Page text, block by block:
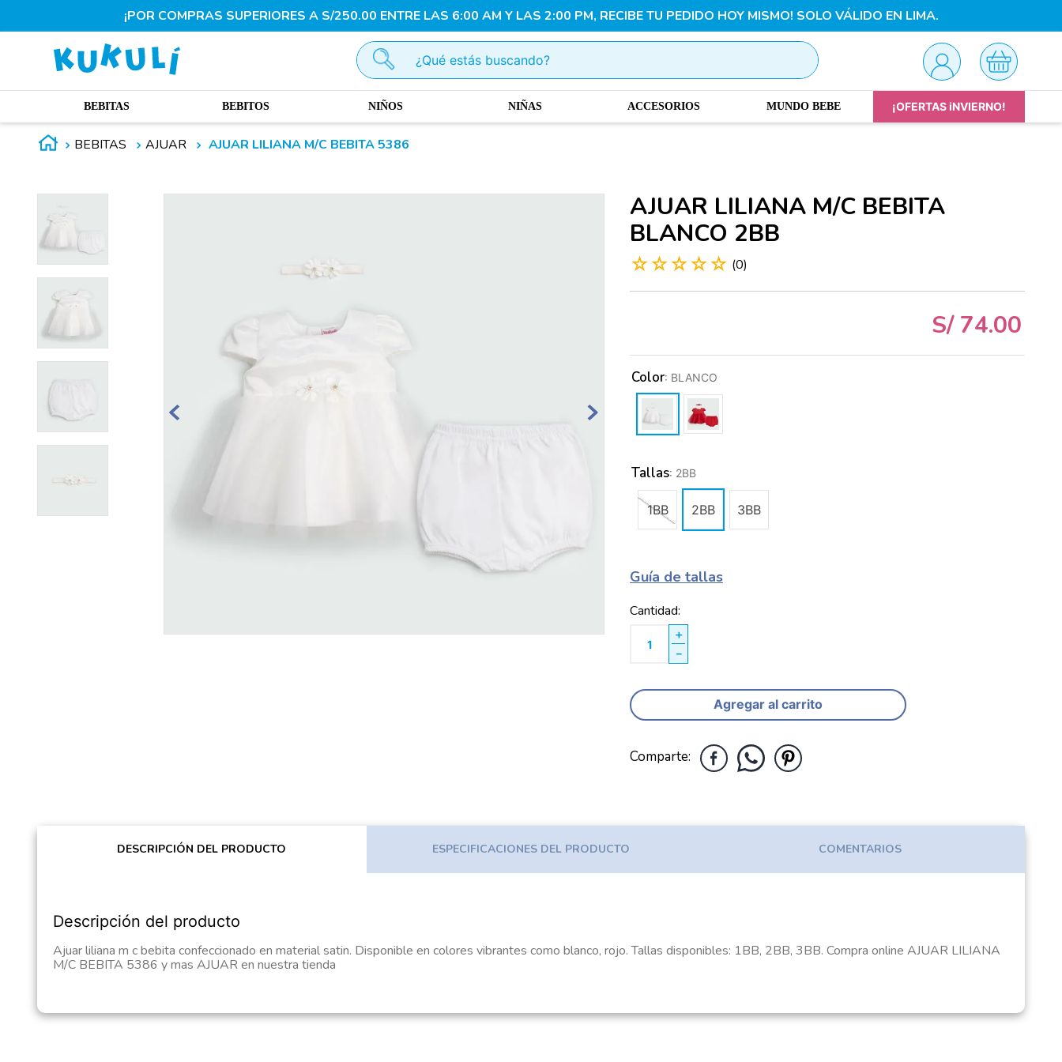
¡POR COMPRAS SUPERIORES A S/250.00 ENTRE LAS 6:00 AM Y LAS 2:00 PM, RECIBE TU PEDIDO HOY MISMO! SOLO VÁLIDO EN LIMA.
¿Qué estás buscando?
BEBITAS BEBITOS NIÑOS NIÑAS ACCESORIOS MUNDO BEBE ¡OFERTAS iNVIERNO!
BEBITAS AJUAR AJUAR LILIANA M/C BEBITA 5386
AJUAR LILIANA M/C BEBITA
BLANCO 2BB
☆☆☆☆☆ (0)
S/ 74.00
Tallas: 2BB
1BB 2BB 3BB
Color: BLANCO
Guía de tallas
Cantidad
＋
－
Agregar al carrito
Comparte
DESCRIPCIÓN DEL PRODUCTO ESPECIFICACIONES DEL PRODUCTO COMENTARIOS
Descripción del producto
Ajuar liliana m c bebita confeccionado en material satin. Disponible en colores vibrantes como blanco, rojo. Tallas disponibles: 1BB, 2BB, 3BB. Compra online AJUAR LILIANA
M/C BEBITA 5386 y mas AJUAR en nuestra tienda